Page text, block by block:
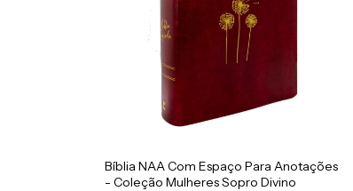
Bíblia NAA Com Espaço Para Anotações
- Coleção Mulheres Sopro Divino